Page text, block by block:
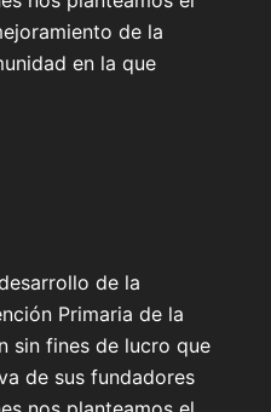
de la
en la que
de la
Primaria de la
sin fines de lucro que
de sus fundadores